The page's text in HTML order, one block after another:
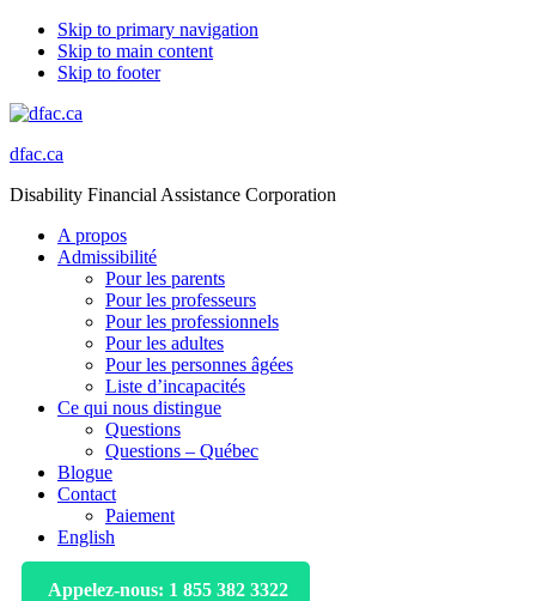
Skip to primary navigation
Skip to main content
Skip to footer
dfac.ca
Disability Financial Assistance Corporation
A propos
Admissibilité
Pour les parents
Pour les professeurs
Pour les professionnels
Pour les adultes
Pour les personnes âgées
Liste d’incapacités
Ce qui nous distingue
Questions
Questions – Québec
Blogue
Contact
Paiement
English
Appelez-nous: 1 855 382 3322